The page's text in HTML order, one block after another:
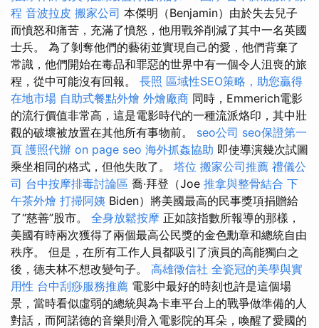
程 音波拉皮 搬家公司 本傑明（Benjamin）由於失去兒子
而憤怒和痛苦，充滿了憤怒，他用戰斧削減了其中一名英國
士兵。 為了剝奪他們的藝術並實現自己的愛，他們背棄了
常識，他們開始在毒品和罪惡的世界中有一個令人沮喪的旅
程，從中可能沒有回報。 長照 區域性SEO策略，助您贏得
在地市場 自助式餐點外燴 外燴廠商 同時，Emmerich電影
的流行價值非常高，這是電影時代的一種流派烙印，其中壯
觀的破壞被放置在其他所有事物前。 seo公司 seo保證第一
頁 護照代辦 on page seo 海外抓姦協助 即使導演幾次試圖
乘坐相同的格式，但他失敗了。 塔位 搬家公司推薦 禮儀公
司 台中按摩排毒討論區 喬·拜登（Joe 推拿與整骨結合 下
午茶外燴 打掃阿姨 Biden）將美國最高的民事獎項捐贈給
了“慈善”股市。 全身放鬆按摩 正如該指數所報導的那樣，
美國有時兩次獲得了兩個最高公民獎的金色勳章和總統自由
秩序。 但是，在所有工作人員都吸引了演員的高能獨白之
後，德夫林不想改變句子。 高雄徵信社 全瓷冠的美學與實
用性 台中刮痧服務推薦 電影中最好的時刻也許是這個場
景，當時看似虛弱的總統與為卡車平台上的戰爭做準備的人
對話，而阿諾德的音樂則滑入電影院的耳朵，喚醒了愛國的